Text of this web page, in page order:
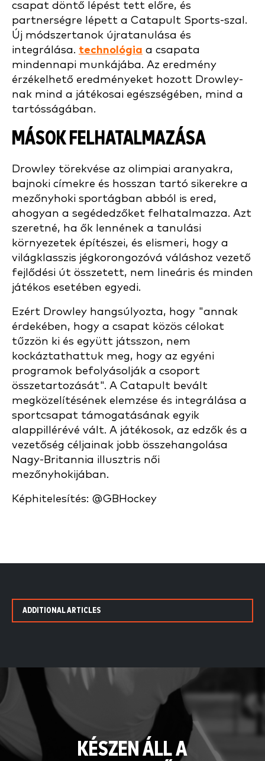
csapat döntő lépést tett előre, és
partnerségre lépett a Catapult Sports-szal.
Új módszertanok újratanulása és
integrálása. technológia a csapata
mindennapi munkájába. Az eredmény
érzékelhető eredményeket hozott Drowley-
nak mind a játékosai egészségében, mind a
tartósságában.
MÁSOK FELHATALMAZÁSA
Drowley törekvése az olimpiai aranyakra,
bajnoki címekre és hosszan tartó sikerekre a
mezőnyhoki sportágban abból is ered,
ahogyan a segédedzőket felhatalmazza. Azt
szeretné, ha ők lennének a tanulási
környezetek építészei, és elismeri, hogy a
világklasszis jégkorongozóvá váláshoz vezető
fejlődési út összetett, nem lineáris és minden
játékos esetében egyedi.
Ezért Drowley hangsúlyozta, hogy "annak
érdekében, hogy a csapat közös célokat
tűzzön ki és együtt játsszon, nem
kockáztathattuk meg, hogy az egyéni
programok befolyásolják a csoport
összetartozását". A Catapult bevált
megközelítésének elemzése és integrálása a
sportcsapat támogatásának egyik
alappillérévé vált. A játékosok, az edzők és a
vezetőség céljainak jobb összehangolása
Nagy-Britannia illusztris női
mezőnyhokijában.
Képhitelesítés: @GBHockey
ADDITIONAL ARTICLES
KÉSZEN ÁLL A